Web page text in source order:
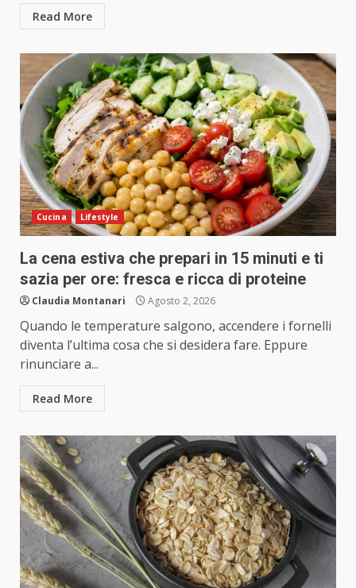
Read More
Cucina Lifestyle
La cena estiva che prepari in 15 minuti e ti
sazia per ore: fresca e ricca di proteine
Claudia Montanari Agosto 2, 2026
Quando le temperature salgono, accendere i fornelli
diventa l’ultima cosa che si desidera fare. Eppure
rinunciare a...
Read More